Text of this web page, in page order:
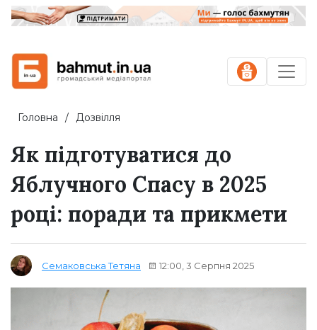
Головна Дозвілля
Як підготуватися до
Яблучного Спасу в 2025
році: поради та прикмети
Семаковська Тетяна 12:00, 3 Серпня 2025